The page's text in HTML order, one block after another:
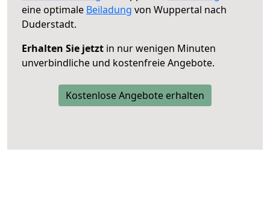
eine optimale Beiladung von Wuppertal nach
Duderstadt.
Erhalten Sie jetzt in nur wenigen Minuten
unverbindliche und kostenfreie Angebote.
Kostenlose Angebote erhalten